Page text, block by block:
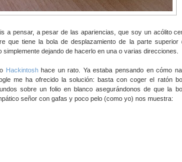
a pensar, a pesar de las apariencias, que soy un acólito
que tiene la bola de desplazamiento de la parte superior
dejando de hacerlo en una o varias direcciones.
Hackintoshhace un rato. Ya estaba pensando en cómo
me ha ofrecido la solución: basta con coger el ratón
sobre un folio en blanco asegurándonos de que la
señor con gafas y poco pelo (como yo) nos muestra: